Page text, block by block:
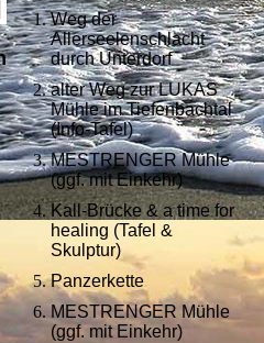
Weg der
Allerseelenschlacht
durch Unterdorf
alter Weg zur LUKAS
Mühle im Tiefenbachtal
(Info-Tafel)
MESTRENGER Mühle
(ggf. mit Einkehr)
Kall-Brücke & a time for
healing (Tafel &
Skulptur)
Panzerkette
MESTRENGER Mühle
(ggf. mit Einkehr)